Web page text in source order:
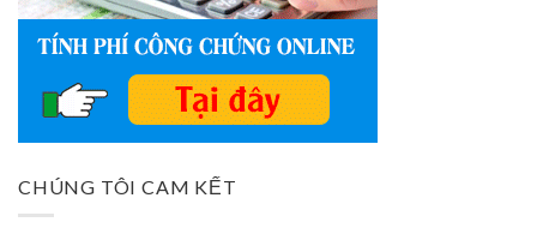
CHÚNG TÔI CAM KẾT